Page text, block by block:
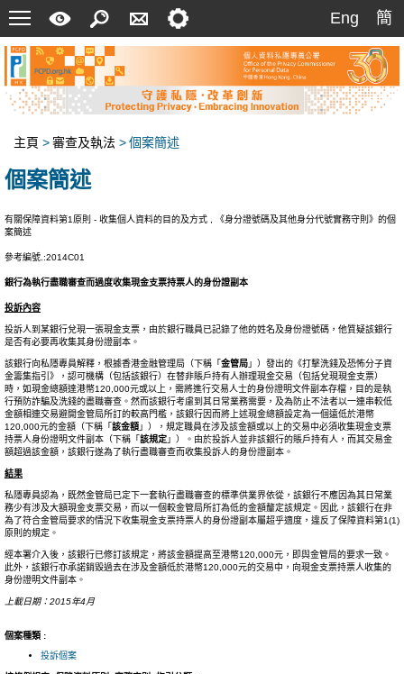
菜
單
速
指
南
索
絡
我
定
Eng
簡
簡
主頁 >審查及執法 >個案簡述
個案簡述
有關保障資料第1原則 - 收集個人資料的目的及方式 , 《身分證號碼及其他身分代號實務守則》的個
案簡述
參考編號.:2014C01
銀行為執行盡職審查而過度收集現金支票持票人的身份證副本
投訴內容
投訴人到某銀行兌現一張現金支票，由於銀行職員已記錄了他的姓名及身份證號碼，他質疑該銀行
是否有必要再收集其身份證副本。
該銀行向私隱專員解釋，根據香港金融管理局（下稱「金管局」）發出的《打擊洗錢及恐怖分子資
金籌集指引》，認可機構（包括該銀行）在替非賬戶持有人辦理現金交易（包括兌現現金支票）
時，如現金總額達港幣120,000元或以上，需將進行交易人士的身份證明文件副本存檔，目的是執
行預防詐騙及洗錢的盡職審查。然而該銀行考慮到其日常業務需要，及為防止不法者以一連串較低
金額相連交易避開金管局所訂的較高門檻，該銀行因而將上述現金總額設定為一個遠低於港幣
120,000元的金額（下稱「該金額」），規定職員在涉及該金額或以上的交易中必須收集現金支票
持票人身份證明文件副本（下稱「該規定」）。由於投訴人並非該銀行的賬戶持有人，而其交易金
額超過該金額，該銀行遂為了執行盡職審查而收集投訴人的身份證副本。
結果
私隱專員認為，既然金管局已定下一套執行盡職審查的標準供業界依從，該銀行不應因為其日常業
務少有涉及大額現金支票交易，而以一個較金管局所訂為低的金額釐定該規定。因此，該銀行在非
為了符合金管局要求的情況下收集現金支票持票人的身份證副本屬超乎適度，違反了保障資料第1(1)
原則的規定。
經本署介入後，該銀行已修訂該規定，將該金額提高至港幣120,000元，即與金管局的要求一致。
此外，該銀行亦承諾銷毀過去在涉及金額低於港幣120,000元的交易中，向現金支票持票人收集的
身份證明文件副本。
上載日期：2015年4月
個案種類 :
投訴個案